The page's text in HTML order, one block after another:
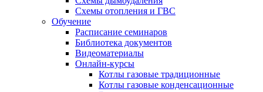
Схемы отопления и ГВС
Обучение
Расписание семинаров
Библиотека документов
Видеоматериалы
Онлайн-курсы
Котлы газовые традиционные
Котлы газовые конденсационные